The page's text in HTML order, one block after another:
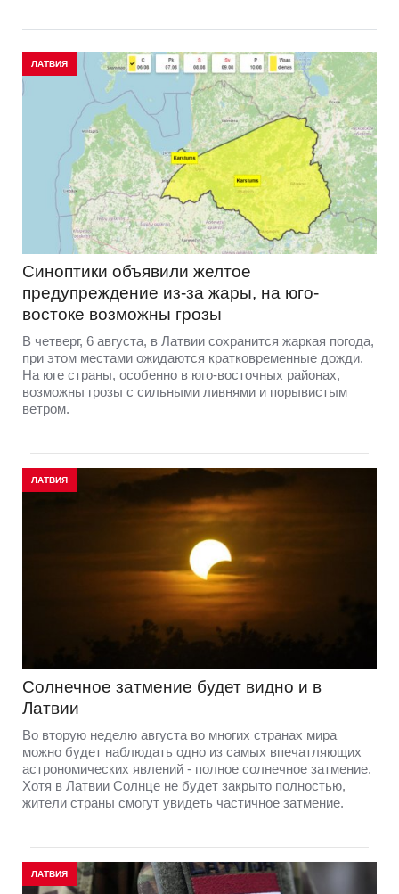
ЛАТВИЯ
Синоптики объявили желтое
предупреждение из-за жары, на юго-
востоке возможны грозы
В четверг, 6 августа, в Латвии сохранится жаркая погода,
при этом местами ожидаются кратковременные дожди.
На юге страны, особенно в юго-восточных районах,
возможны грозы с сильными ливнями и порывистым
ветром.
ЛАТВИЯ
Солнечное затмение будет видно и в
Латвии
Во вторую неделю августа во многих странах мира
можно будет наблюдать одно из самых впечатляющих
астрономических явлений - полное солнечное затмение.
Хотя в Латвии Солнце не будет закрыто полностью,
жители страны смогут увидеть частичное затмение.
ЛАТВИЯ